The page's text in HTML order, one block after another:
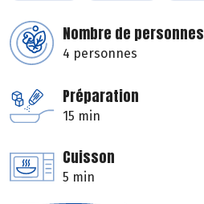
Nombre de personnes
4 personnes
Préparation
15 min
Cuisson
5 min